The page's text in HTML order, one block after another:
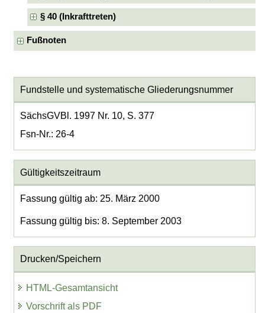
§ 40 (Inkrafttreten)
Fußnoten
Fundstelle und systematische Gliederungsnummer
SächsGVBl. 1997 Nr. 10, S. 377
Fsn-Nr.: 26-4
Gültigkeitszeitraum
Fassung gültig ab: 25. März 2000
Fassung gültig bis: 8. September 2003
Drucken/Speichern
HTML-Gesamtansicht
Vorschrift als PDF